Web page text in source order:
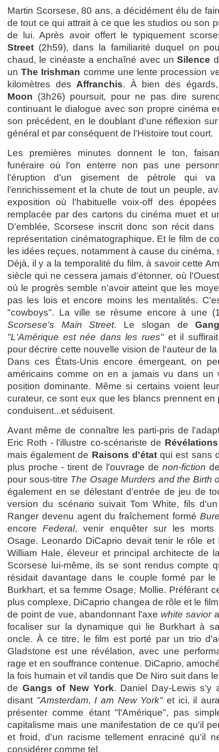
Martin Scorsese, 80 ans, a décidément élu de
de tout ce qui attrait à ce que les studios ou son
de lui. Après avoir offert le typiquement
Street (2h59), dans la familiarité duquel on
chaud, le cinéaste a enchaîné avec unSilence
unThe Irishman comme une lente procession
kilomètres des Affranchis. À bien des
Moon (3h26) poursuit, pour ne pas dire
continuant le dialogue avec son propre cinéma
son précédent, en le doublant d'une réflexion
général et par conséquent de l'Histoire tout court.
Les premières minutes donnent le ton,
funéraire où l'on enterre non pas une
l'éruption d'un gisement de pétrole qui
l'enrichissement et la chute de tout un peuple,
exposition où l'habituelle voix-off des
remplacée par des cartons du cinéma muet et
D'emblée, Scorsese inscrit donc son récit
représentation cinématographique. Et le film de
les idées reçues, notamment à cause du cinéma,
Déjà, il y a la temporalité du film, à savoir cette
siècle qui ne cessera jamais d'étonner, où
où le progrès semble n'avoir atteint que les
pas les lois et encore moins les mentalités.
"cowboys". La ville se résume encore à une
Scorsese's Main Street. Le slogan de
"L'Amérique est née dans les rues"et il suffirait
pour décrire cette nouvelle vision de l'auteur de
Dans ces États-Unis encore émergeant, on
américains comme on en a jamais vu dans un
position dominante. Même si certains voient
curateur, ce sont eux que les blancs prennent en
conduisent...et séduisent.
Avant même de connaître les parti-pris de
Eric Roth - l'illustre co-scénariste de Révélations
mais également de Raisons d'étatqui est sans
plus proche - tirent de l'ouvrage denon-fiction
pour sous-titre The Osage Murders and the Birth
également en se délestant d'entrée de jeu de
version du scénario suivait Tom White, fils
Ranger devenu agent du fraîchement formé
encoreFederal, venir enquêter sur les morts
Osage. Leonardo DiCaprio devait tenir le rôle
William Hale, éleveur et principal architecte de
Scorsese lui-même, ils se sont rendus compte
résidait davantage dans le couple formé par
Burkhart, et sa femme Osage, Mollie. Préférant
plus complexe, DiCaprio changea de rôle et le
de point de vue, abandonnant l'axe white savior
focaliser sur la dynamique qui lie Burkhart à
oncle. À ce titre, le film est porté par un trio
Gladstone est une révélation, avec une
rage et en souffrance contenue. DiCaprio,
la fois humain et vil tandis que De Niro suit dans
de Gangs of New York. Daniel Day-Lewis s'y
disant "Amsterdam, I am New York"et ici, il
présenter comme étant "l'Amérique", pas
capitalisme mais une manifestation de ce qu'il
et froid, d'un racisme tellement enraciné qu'il
considérer comme tel.